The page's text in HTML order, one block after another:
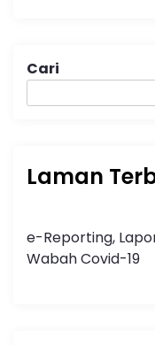
Cari
Laman
e-Reporting,
Wabah Covid-19